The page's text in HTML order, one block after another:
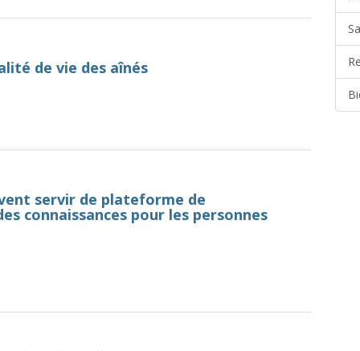
de vie des aînés
servir de plateforme de
connaissances pour les personnes